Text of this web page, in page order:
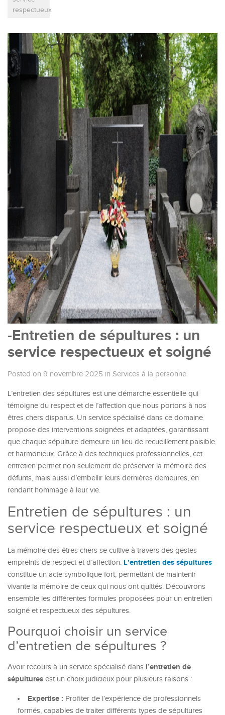
respectueux
-Entretien de sépultures : un
service respectueux et soigné
Posted on 9 novembre 2025 in Services à la personne
L’entretien des sépultures est une démarche essentielle qui
témoigne du respect et de l’affection que nous portons à nos
êtres chers disparus. Un service spécialisé dans ce domaine
propose des interventions soignées et adaptées, garantissant
que chaque sépulture demeure un lieu de recueillement paisible
et harmonieux. Grâce à des techniques professionnelles, cet
entretien permet non seulement de préserver la mémoire des
défunts, mais aussi d’embellir leurs dernières demeures, en
rendant hommage à leur vie.
Entretien de sépultures : un
service respectueux et soigné
La mémoire des êtres chers se cultive à travers des gestes
empreints de respect et d’affection. L’entretien des sépultures
constitue un acte symbolique fort, permettant de maintenir
vivante la mémoire de ceux qui nous ont quittés. Découvrons
ensemble les différentes formules proposées pour un entretien
soigné et respectueux des sépultures.
Pourquoi choisir un service
d’entretien de sépultures ?
Avoir recours à un service spécialisé dans l’entretien de
sépultures est un choix judicieux pour plusieurs raisons :
Expertise : Profiter de l’expérience de professionnels
formés, capables de traiter différents types de sépultures